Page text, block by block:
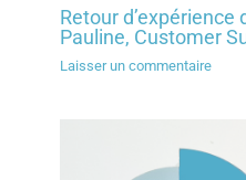
Retour
Pauline, Customer
Laisser un commentaire